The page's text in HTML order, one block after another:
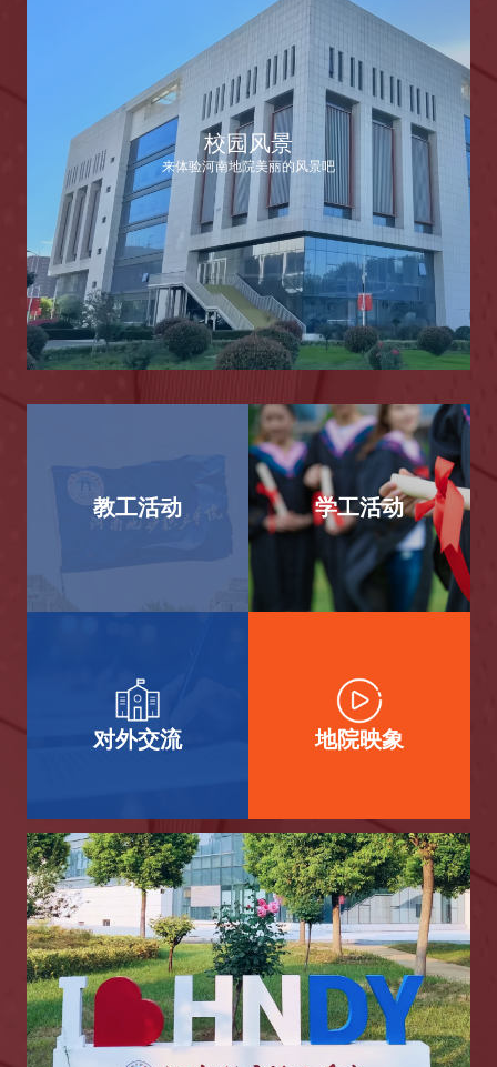
校园风景
来体验河南地院美丽的风景吧
教工活动 学工活动
对外交流 地院映象